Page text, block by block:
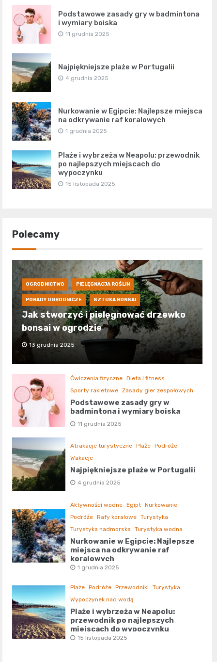
Podstawowe zasady gry w badmintona
i wymiary boiska
11 grudnia 2025
Najpiękniejsze plaże w Portugalii
4 grudnia 2025
Nurkowanie w Egipcie: Najlepsze miejsca
na odkrywanie raf koralowych
1 grudnia 2025
Plaże i wybrzeża w Neapolu: przewodnik
po najlepszych miejscach do
wypoczynku
15 listopada 2025
Polecamy
OGRODNICTWO PIELĘGNACJA ROŚLIN
PORADY OGRODNICZE SZTUKA BONSAI
Jak stworzyć i pielęgnować drzewko
bonsai w ogrodzie
13 grudnia 2025
Ćwiczenia fizyczne Dieta i fitness
Sporty rakietowe Zasady gier zespołowych
Podstawowe zasady gry w
badmintona i wymiary boiska
11 grudnia 2025
Atrakacje turystyczne Plaże Podróże
Wakacje
Najpiękniejsze plaże w Portugalii
4 grudnia 2025
Aktywności wodne Egipt Nurkowanie
Podróże Rafy koralowe Turystyka
Turystyka nadmorska
Turystyka wodna
Nurkowanie w Egipcie: Najlepsze
miejsca na odkrywanie raf
koralowych
1 grudnia 2025
Plaże Podróże Przewodniki
Turystyka
Wypoczynek nad wodą
Plaże i wybrzeża w Neapolu:
przewodnik po najlepszych
miejscach do wypoczynku
15 listopada 2025